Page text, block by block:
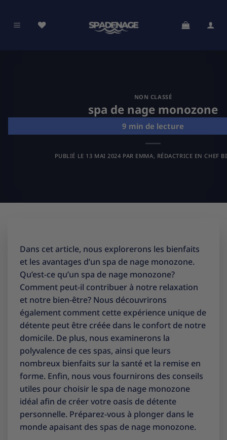
contenu
NON CLASSÉ
spa de nage monozone
PUBLIÉ LE 13 MAI 2024 PAR EMMA, RÉDACTRICE EN CHEF
Dans cet article, nous explorerons les bienfaits
et les avantages d’un spa de nage monozone.
Qu’est-ce qu’un spa de nage monozone?
Comment peut-il contribuer à notre relaxation
et notre bien-être? Nous découvrirons
également comment cette expérience unique de
détente peut être créée dans le confort de notre
domicile. De plus, nous examinerons la
polyvalence de ces spas, ainsi que leurs
nombreux bienfaits sur la santé et la remise en
forme. Enfin, nous vous fournirons des conseils
utiles pour choisir le spa de nage monozone
idéal afin de créer votre oasis de détente
personnelle. Préparez-vous à plonger dans le
monde apaisant des spas de nage monozone.